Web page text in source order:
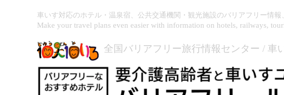
車いす対応のホテル・温泉宿、公共交通機関・観光施設のバリアフリー情
Make your travel plans even easier with information on hotels, railways,
全国バリアフリー旅行情報センター / 車